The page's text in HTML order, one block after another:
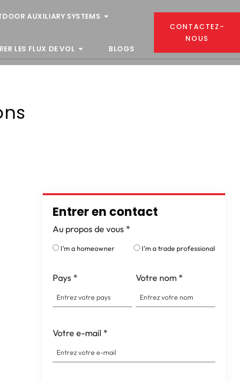
AUXILIARY SYSTEMS
LES FLUX DE VOL BLOGS
CONTACTEZ-
NOUS
Entrer en contact
Au propos de vous *
I'm a homeowner I'm a trade professional
Pays * Votre nom *
Votre e-mail *